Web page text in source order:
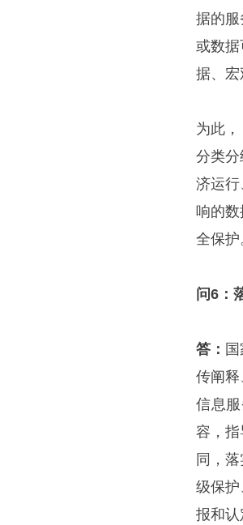
据的
或数
据、宏
为此
分类
济运
响的
全保护
问6：
答：
传阐
信息
容，
同，
级保
报和认